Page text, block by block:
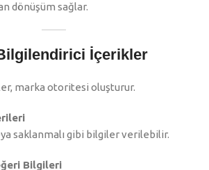
dönüşüm sağlar.
İçerikler
marka otoritesi oluşturur.
saklanmalı gibi bilgiler verilebilir.
Bilgileri